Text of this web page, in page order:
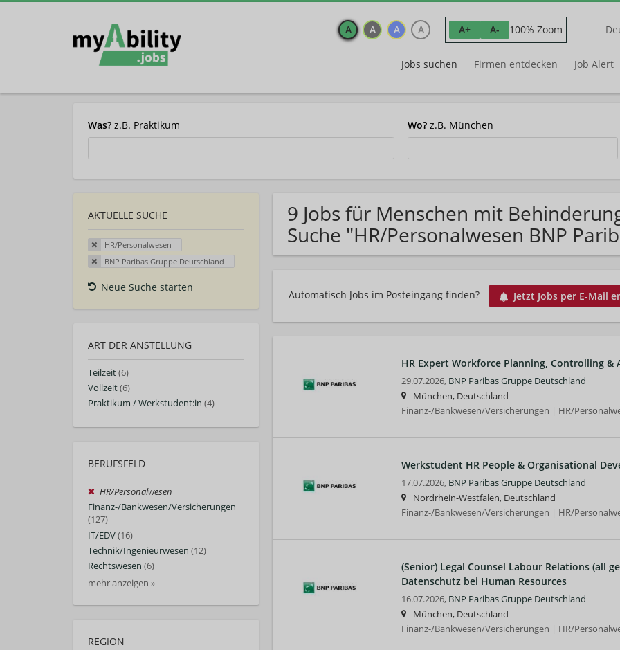
A A A A A+ A- 100% Zoom
Jobs suchen Firmen entdecken Job Alert
Was? z.B. Praktikum Wo? z.B. München
AKTUELLE SUCHE
HR/Personalwesen
BNP Paribas Gruppe Deutschland
Neue Suche starten
ART DER ANSTELLUNG
Teilzeit(6)
Vollzeit(6)
Praktikum / Werkstudent:in (4)
BERUFSFELD
HR/Personalwesen
Finanz-/Bankwesen/Versicherungen
(127)
IT/EDV(16)
Technik/Ingenieurwesen (12)
Rechtswesen (6)
mehr anzeigen »
REGION
9 Jobs für Menschen mit
Suche "HR/Personalwesen BNP
Automatisch Jobs im Posteingang finden? Jetzt Jobs per E-Mail
HR Expert Workforce Planning, Controlling &
29.07.2026, BNP Paribas Gruppe Deutschland
München, Deutschland
Finanz-/Bankwesen/Versicherungen | HR/
Werkstudent HR People & Organisational
17.07.2026, BNP Paribas Gruppe Deutschland
Nordrhein-Westfalen, Deutschland
Finanz-/Bankwesen/Versicherungen | HR/
(Senior) Legal Counsel Labour Relations (all
Datenschutz bei Human Resources
16.07.2026, BNP Paribas Gruppe Deutschland
München, Deutschland
Finanz-/Bankwesen/Versicherungen | HR/